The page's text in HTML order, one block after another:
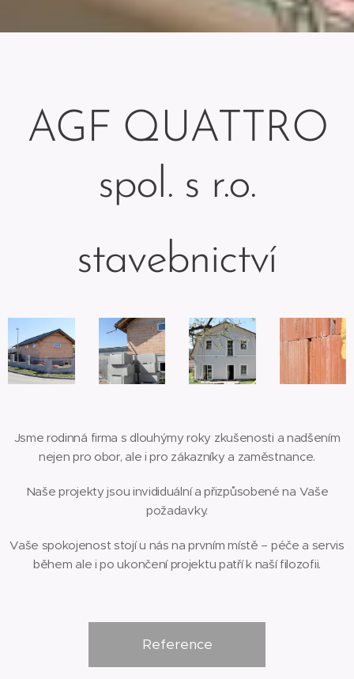
AGF QUATTRO
spol. s r.o.
stavebnictví
Jsme rodinná firma s dlouhýmy roky zkušenosti a nadšením
nejen pro obor, ale i pro zákazníky a zaměstnance.
Naše projekty jsou invididuální a přizpůsobené na Vaše
požadavky.
Vaše spokojenost stojí u nás na prvním místě – péče a servis
během ale i po ukončení projektu patří k naší filozofii.
Reference